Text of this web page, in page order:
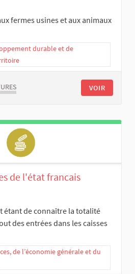
fermes usines et aux animaux
durable et de
VOIR
de l'état francais
étant de connaître la totalité
des entrées dans les caisses
de l’économie générale et du